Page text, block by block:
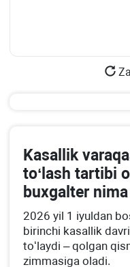
Kasallik
toʻlash tartibi
buхgalter
2026 yil 1 iyuldan
birinchi kasallik
toʻlaydi – qolgan
zimmasiga oladi.